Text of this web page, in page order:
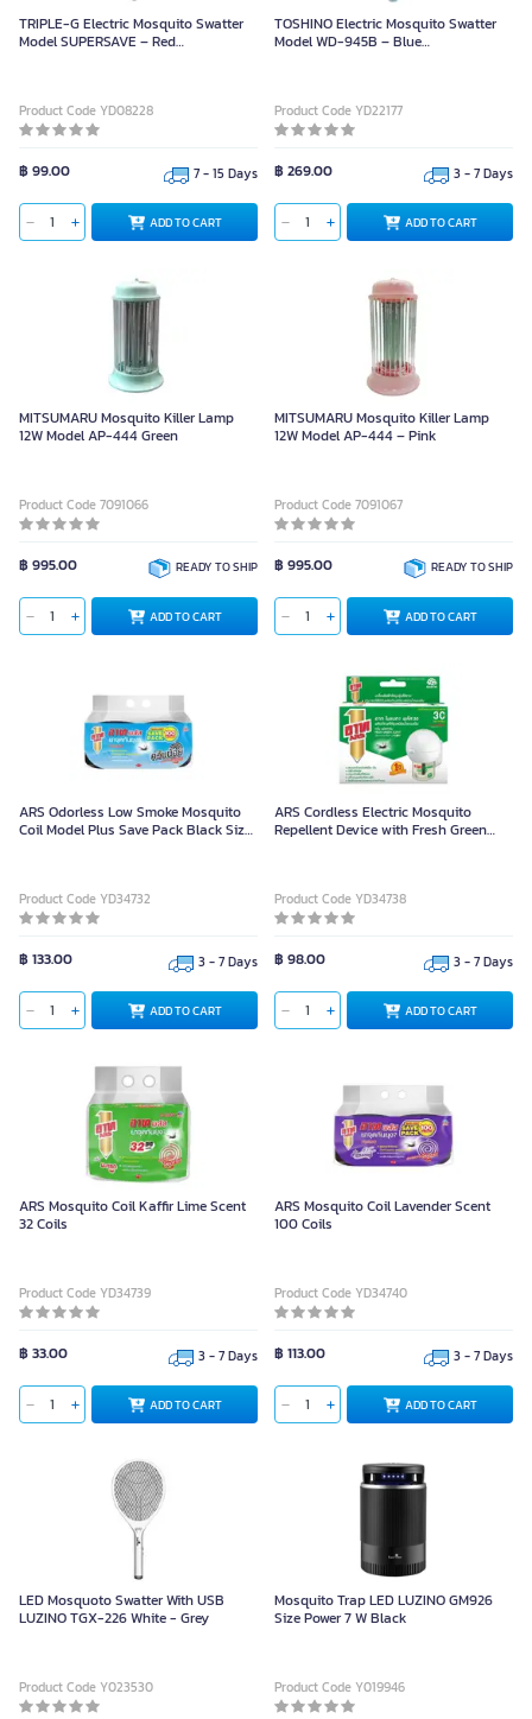
TRIPLE-G Electric Mosquito Swatter
Model SUPERSAVE – Red
Product Code YD08228
฿ 99.00 7 - 15 Days
ADD TO CART
TOSHINO Electric Mosquito Swatter
Model WD-945B – Blue
Product Code YD22177
฿ 269.00 3 - 7 Days
ADD TO CART
MITSUMARU Mosquito Killer Lamp
12W Model AP-444 Green
Product Code 7091066
฿ 995.00 READY TO SHIP
ADD TO CART
MITSUMARU Mosquito Killer Lamp
12W Model AP-444 – Pink
Product Code 7091067
฿ 995.00 READY TO SHIP
ADD TO CART
ARS Odorless Low Smoke Mosquito
Coil Model Plus Save Pack Black Size
Product Code YD34732
฿ 133.00 3 - 7 Days
ADD TO CART
ARS Cordless Electric Mosquito
Repellent Device with Fresh Green
Product Code YD34738
฿ 98.00 3 - 7 Days
ADD TO CART
ARS Mosquito Coil Kaffir Lime Scent
32 Coils
Product Code YD34739
฿ 33.00 3 - 7 Days
ADD TO CART
ARS Mosquito Coil Lavender Scent
100 Coils
Product Code YD34740
฿ 113.00 3 - 7 Days
ADD TO CART
LED Mosquoto Swatter With USB
LUZINO TGX-226 White - Grey
Product Code Y023530
Mosquito Trap LED LUZINO GM926
Size Power 7 W Black
Product Code Y019946